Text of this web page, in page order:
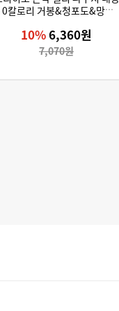
0칼로리 거봉&청포도&망고 2
10%6,360원
7,070원